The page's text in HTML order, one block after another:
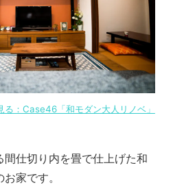
る：Case46「和モダン大人リノベ」
間仕切り内を畳で仕上げた和
家です。